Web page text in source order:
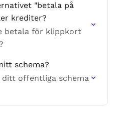
"betala på
krediter?
betala för klippkort
schema?
offentliga schema